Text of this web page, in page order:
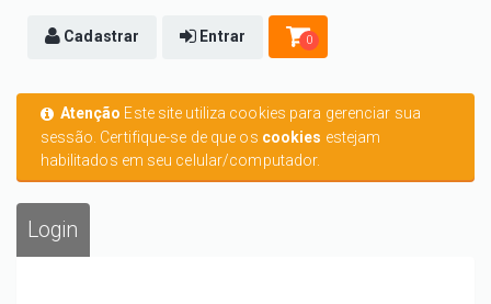
Cadastrar Entrar 0
Atenção Este site utiliza cookies para gerenciar sua
sessão. Certifique-se de que os cookies estejam
habilitados em seu celular/computador.
Login